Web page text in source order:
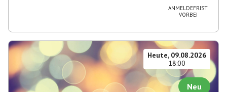
ANMELDEFRIST
VORBEI
Heute, 09.08.2026
18:00
Neu